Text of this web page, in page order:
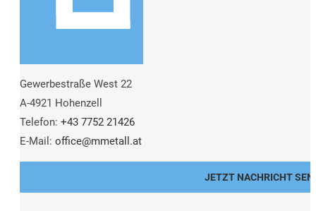
Gewerbestraße West 22
A-4921 Hohenzell
Telefon: +43 7752 21426
E-Mail: office@mmetall.at
JETZT NACHRICHT